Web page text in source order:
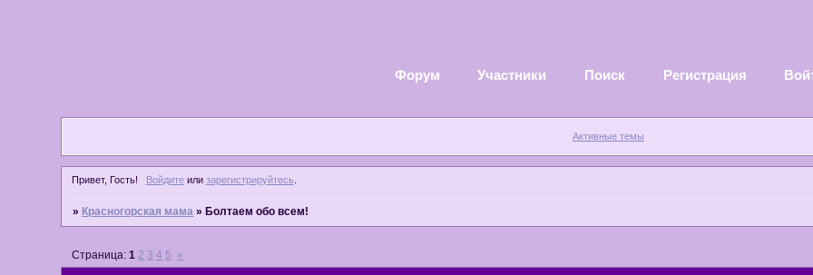
Форум Участники Поиск Регистрация
Активные темы
Привет, Гость! Войдитеили зарегистрируйтесь.
» Красногорская мама »Болтаем обо всем!
Страница:1 2 3 4 5 »